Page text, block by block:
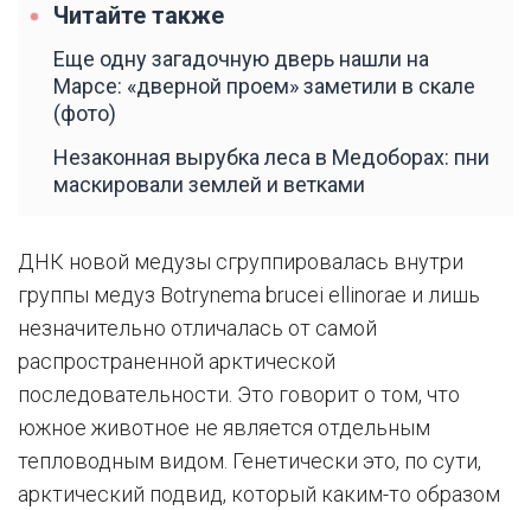
Читайте также
Еще одну загадочную дверь нашли на
Марсе: «дверной проем» заметили в скале
(фото)
Незаконная вырубка леса в Медоборах: пни
маскировали землей и ветками
ДНК новой медузы сгруппировалась внутри
группы медуз Botrynema brucei ellinorae и лишь
незначительно отличалась от самой
распространенной арктической
последовательности. Это говорит о том, что
южное животное не является отдельным
тепловодным видом. Генетически это, по сути,
арктический подвид, который каким-то образом